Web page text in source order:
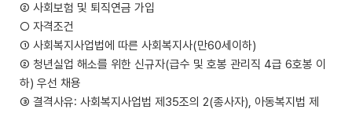
② 사회보험 및 퇴직연금 가입
○ 자격조건
① 사회복지사업법에 따른 사회복지사(만60세이하)
② 청년실업 해소를 위한 신규자(급수 및 호봉 관리직 4급 6호봉 이
하) 우선 채용
③ 결격사유: 사회복지사업법 제35조의 2(종사자), 아동복지법 제